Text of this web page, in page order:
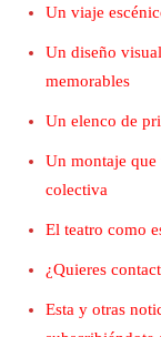
Un viaje
Un diseño
memorables
Un elenco de
Un montaje que
colectiva
El teatro como
¿Quieres
Esta y otras